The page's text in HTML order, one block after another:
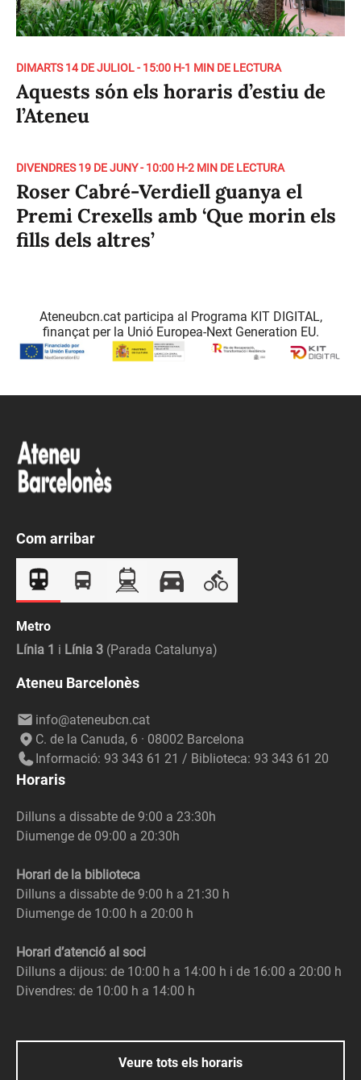
DIMARTS 14 DE JULIOL - 15:00 H-1 MIN DE LECTURA
Aquests són els horaris d’estiu de
l’Ateneu
DIVENDRES 19 DE JUNY - 10:00 H-2 MIN DE LECTURA
Roser Cabré-Verdiell guanya el
Premi Crexells amb ‘Que morin els
fills dels altres’
Ateneubcn.cat participa al Programa KIT DIGITAL,
finançat per la Unió Europea-Next Generation EU.
Com arribar
Metro
Línia 1 i Línia 3 (Parada Catalunya)
Ateneu Barcelonès
info@ateneubcn.cat
C. de la Canuda, 6 · 08002 Barcelona
Informació: 93 343 61 21 / Biblioteca: 93 343 61 20
Horaris
Dilluns a dissabte de 9:00 a 23:30h
Diumenge de 09:00 a 20:30h
Horari de la biblioteca
Dilluns a dissabte de 9:00 h a 21:30 h
Diumenge de 10:00 h a 20:00 h
Horari d’atenció al soci
Dilluns a dijous: de 10:00 h a 14:00 h i de 16:00 a 20:00 h
Divendres: de 10:00 h a 14:00 h
Veure tots els horaris